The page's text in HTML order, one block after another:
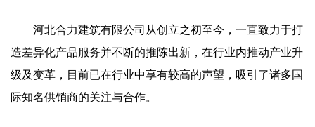
河北合力建筑有限公司从创立之初至今，一直致力于打
造差异化产品服务并不断的推陈出新，在行业内推动产业升
级及变革，目前已在行业中享有较高的声望，吸引了诸多国
际知名供销商的关注与合作。